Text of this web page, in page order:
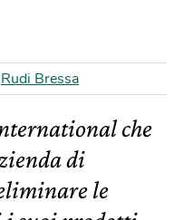
Rudi Bressa
che
di
le